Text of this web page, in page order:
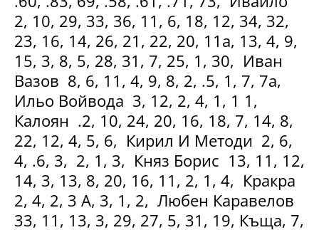
2, 10, 29, 33, 36, 11, 6, 18, 12, 34, 32,
23, 16, 14, 26, 21, 22, 20, 11а, 13, 4, 9,
15, 3, 8, 5, 28, 31, 7, 25, 1, 30, Иван
Вазов 8, 6, 11, 4, 9, 8, 2, .5, 1, 7, 7а,
Ильо Войвода 3, 12, 2, 4, 1, 1 1,
Калоян .2, 10, 24, 20, 16, 18, 7, 14, 8,
22, 12, 4, 5, 6, Кирил И Методи 2, 6,
4, .6, 3, 2, 1, 3, Княз Борис 13, 11, 12,
14, 3, 13, 8, 20, 16, 11, 2, 1, 4, Кракра
2, 4, 2, 3 А, 3, 1, 2, Любен Каравелов
33, 11, 13, 3, 29, 27, 5, 31, 19, Къща, 7,